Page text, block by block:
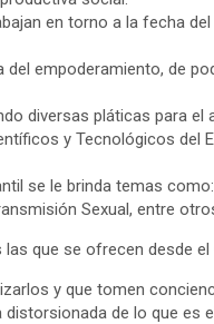
en torno a la fecha
del empoderamiento, de
diversas pláticas para el
y Tecnológicos del
se le brinda temas
Sexual, entre
que se ofrecen desde el
y que tomen
de lo que es